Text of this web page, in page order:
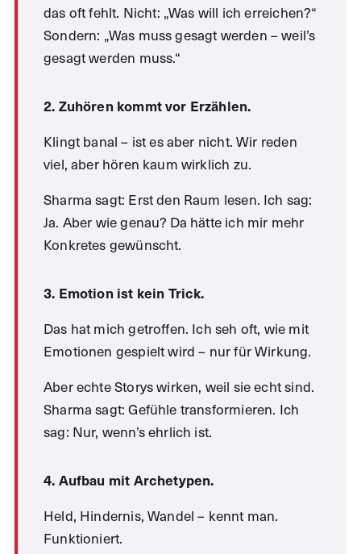
das oft fehlt. Nicht: „Was will ich erreichen?“
Sondern: „Was muss gesagt werden – weil’s
gesagt werden muss.“
2. Zuhören kommt vor Erzählen.
Klingt banal – ist es aber nicht. Wir reden
viel, aber hören kaum wirklich zu.
Sharma sagt: Erst den Raum lesen. Ich sag:
Ja. Aber wie genau? Da hätte ich mir mehr
Konkretes gewünscht.
3. Emotion ist kein Trick.
Das hat mich getroffen. Ich seh oft, wie mit
Emotionen gespielt wird – nur für Wirkung.
Aber echte Storys wirken, weil sie echt sind.
Sharma sagt: Gefühle transformieren. Ich
sag: Nur, wenn’s ehrlich ist.
4. Aufbau mit Archetypen.
Held, Hindernis, Wandel – kennt man.
Funktioniert.